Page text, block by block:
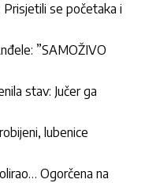
se početaka i
”SAMOŽIVO
stav: Jučer ga
lubenice
Ogorčena na